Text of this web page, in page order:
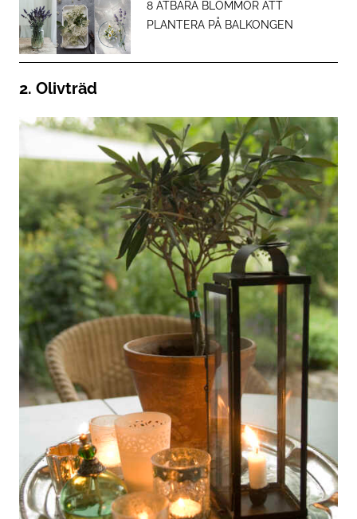
8 ÄTBARA BLOMMOR ATT
PLANTERA PÅ BALKONGEN
2. Olivträd